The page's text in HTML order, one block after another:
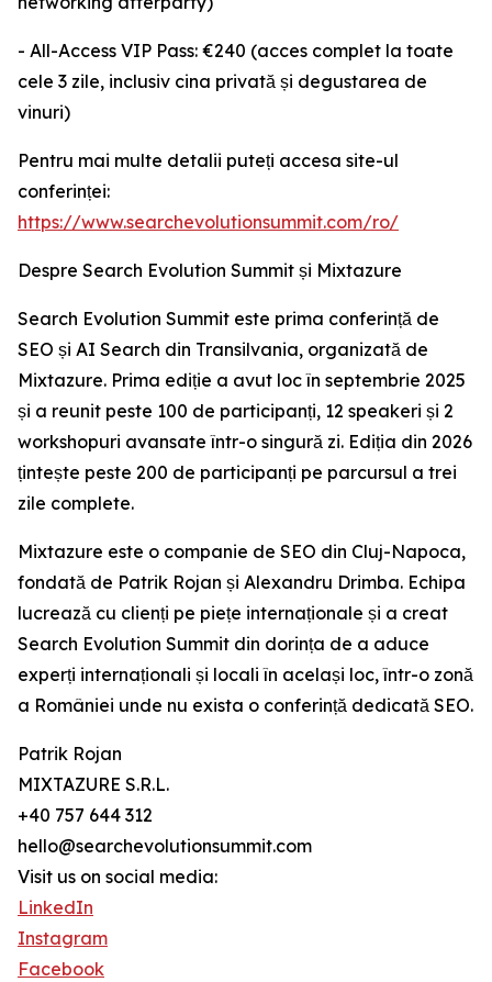
- All-Access VIP Pass: €240 (acces complet la toate
cele 3 zile, inclusiv cina privată și degustarea de
vinuri)
Pentru mai multe detalii puteți accesa site-ul
conferinței:
https://www.searchevolutionsummit.com/ro/
Despre Search Evolution Summit și Mixtazure
Search Evolution Summit este prima conferință de
SEO și AI Search din Transilvania, organizată de
Mixtazure. Prima ediție a avut loc în septembrie 2025
și a reunit peste 100 de participanți, 12 speakeri și 2
workshopuri avansate într-o singură zi. Ediția din 2026
țintește peste 200 de participanți pe parcursul a trei
zile complete.
Mixtazure este o companie de SEO din Cluj-Napoca,
fondată de Patrik Rojan și Alexandru Drimba. Echipa
lucrează cu clienți pe piețe internaționale și a creat
Search Evolution Summit din dorința de a aduce
experți internaționali și locali în același loc, într-o zonă
a României unde nu exista o conferință dedicată SEO.
Patrik Rojan
MIXTAZURE S.R.L.
+40 757 644 312
hello@searchevolutionsummit.com
Visit us on social media:
LinkedIn
Instagram
Facebook